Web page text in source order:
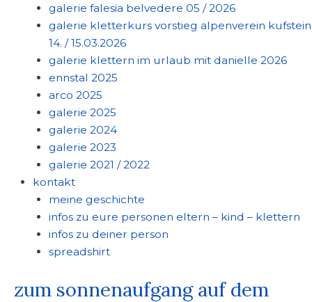
galerie falesia belvedere 05 / 2026
galerie kletterkurs vorstieg alpenverein kufstein
14. / 15.03.2026
galerie klettern im urlaub mit danielle 2026
ennstal 2025
arco 2025
galerie 2025
galerie 2024
galerie 2023
galerie 2021 / 2022
kontakt
meine geschichte
infos zu eure personen eltern – kind – klettern
infos zu deiner person
spreadshirt
zum sonnenaufgang auf dem